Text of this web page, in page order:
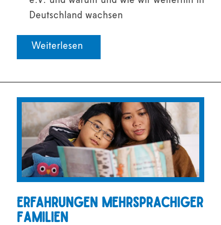
Deutschland wachsen
Weiterlesen
Erfahrungen mehrsprachiger
Familien